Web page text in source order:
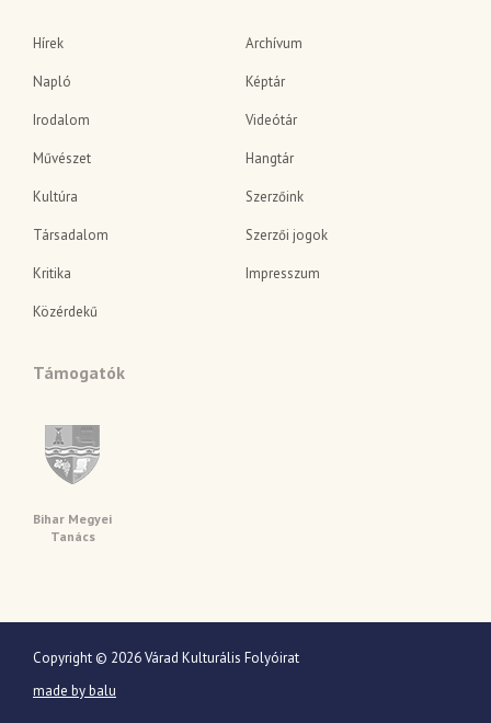
Hírek
Napló
Irodalom
Művészet
Kultúra
Társadalom
Kritika
Közérdekű
Archívum
Képtár
Videótár
Hangtár
Szerzőink
Szerzői jogok
Impresszum
Támogatók
Bihar Megyei
Tanács
Copyright © 2026 Várad Kulturális Folyóirat
made by balu